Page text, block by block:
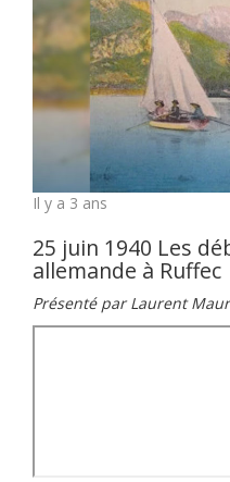
Il y a 3 ans
25 juin 1940 Les
allemande à Ruffec
Présenté par Laurent